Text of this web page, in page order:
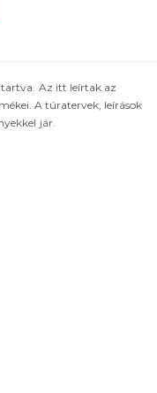
Az itt leírtak az
A túratervek, leírások
jár.